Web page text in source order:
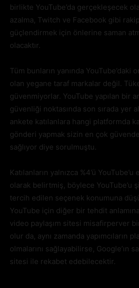
birlikte YouTube’da gerçekleşecek
azalma, Twitch ve Facebook gibi
güçlendirmek için önlerine saman
olacaktır.
Tüm bunların yanında YouTube’daki
olan yegane taraf markalar değil.
güvenmiyorlar. YouTube yapılan bir
güvenliği noktasında son sırada yer
ankete katılanlara hangi platformda
gönderi yapmak sizin en çok
sağlıyor diye sorulmuştu.
Katılanların yalnızca %4’ü
olarak belirtmiş, böylece YouTube’u
tercih edilen seçenek konumuna
YouTube için diğer bir tehdit
video paylaşım sitesi misafirperver
olur da, aynı zamanda yapımcıların
olmalarını sağlayabilirse, Google’ın
sitesi ile rekabet edebilecektir.